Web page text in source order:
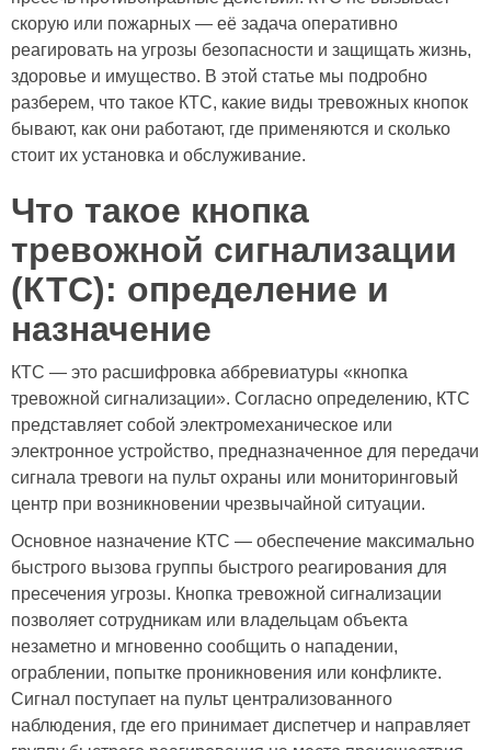
скорую или пожарных — её задача оперативно
реагировать на угрозы безопасности и защищать жизнь,
здоровье и имущество. В этой статье мы подробно
разберем, что такое КТС, какие виды тревожных кнопок
бывают, как они работают, где применяются и сколько
стоит их установка и обслуживание.
Что такое кнопка
тревожной сигнализации
(КТС): определение и
назначение
КТС — это расшифровка аббревиатуры «кнопка
тревожной сигнализации». Согласно определению, КТС
представляет собой электромеханическое или
электронное устройство, предназначенное для передачи
сигнала тревоги на пульт охраны или мониторинговый
центр при возникновении чрезвычайной ситуации.
Основное назначение КТС — обеспечение максимально
быстрого вызова группы быстрого реагирования для
пресечения угрозы. Кнопка тревожной сигнализации
позволяет сотрудникам или владельцам объекта
незаметно и мгновенно сообщить о нападении,
ограблении, попытке проникновения или конфликте.
Сигнал поступает на пульт централизованного
наблюдения, где его принимает диспетчер и направляет